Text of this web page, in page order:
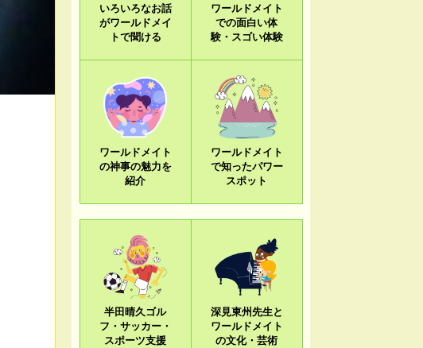
いろいろなお話
がワールドメイ
トで聞ける
ワールドメイト
での面白い体
験・スゴい体験
ワールドメイト
の神事の魅力を
紹介
ワールドメイト
で知ったパワー
スポット
半田晴久ゴル
フ・サッカー・
スポーツ支援
深見東州先生と
ワールドメイト
の文化・芸術